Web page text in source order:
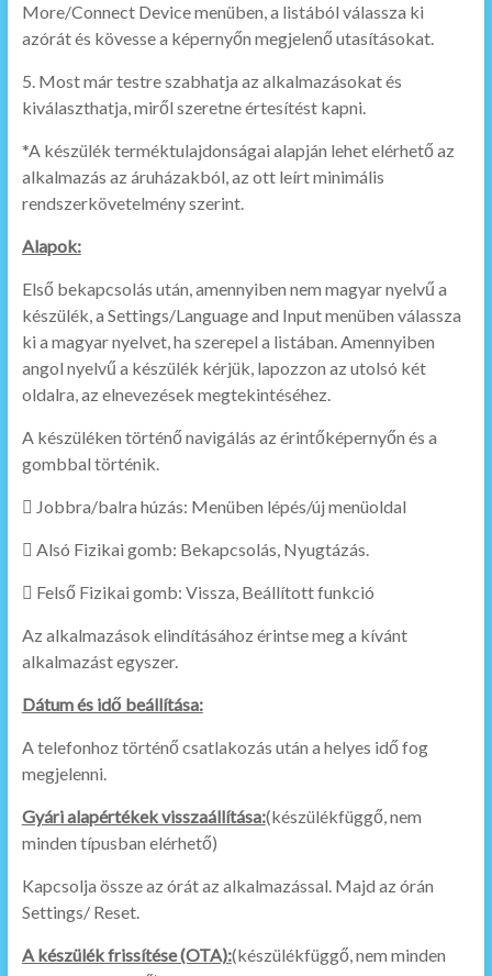
More/Connect Device menüben, a listából válassza ki
azórát és kövesse a képernyőn megjelenő utasításokat.
5. Most már testre szabhatja az alkalmazásokat és
kiválaszthatja, miről szeretne értesítést kapni.
*A készülék terméktulajdonságai alapján lehet elérhető az
alkalmazás az áruházakból, az ott leírt minimális
rendszerkövetelmény szerint.
Alapok:
Első bekapcsolás után, amennyiben nem magyar nyelvű a
készülék, a Settings/Language and Input menüben válassza
ki a magyar nyelvet, ha szerepel a listában. Amennyiben
angol nyelvű a készülék kérjük, lapozzon az utolsó két
oldalra, az elnevezések megtekintéséhez.
A készüléken történő navigálás az érintőképernyőn és a
gombbal történik.
 Jobbra/balra húzás: Menüben lépés/új menüoldal
 Alsó Fizikai gomb: Bekapcsolás, Nyugtázás.
 Felső Fizikai gomb: Vissza, Beállított funkció
Az alkalmazások elindításához érintse meg a kívánt
alkalmazást egyszer.
Dátum és idő beállítása:
A telefonhoz történő csatlakozás után a helyes idő fog
megjelenni.
Gyári alapértékek visszaállítása:(készülékfüggő, nem
minden típusban elérhető)
Kapcsolja össze az órát az alkalmazással. Majd az órán
Settings/ Reset.
A készülék frissítése (OTA):(készülékfüggő, nem minden